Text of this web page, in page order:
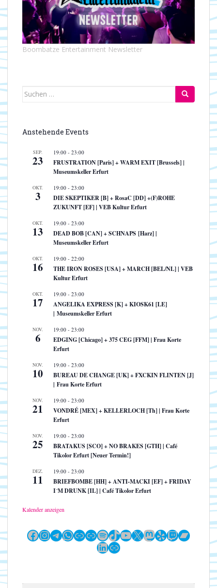
Boombatze Entertainment Newsletter
Suchen
Anstehende Events
SEP.
23
19:00 - 23:00
FRUSTRATION [Paris] + WARM EXIT [Brussels] |
Museumskeller Erfurt
OKT.
3
19:00 - 23:00
DIE SKEPTIKER [B] + RosaC [DD] +(F)ROHE
ZUKUNFT [EF] | VEB Kultur Erfurt
OKT.
13
19:00 - 23:00
DEAD BOB [CAN] + SCHNAPS [Harz] |
Museumskeller Erfurt
OKT.
16
19:00 - 22:00
THE IRON ROSES [USA] + MARCH [BEL/NL] | VEB
Kultur Erfurt
OKT.
17
19:00 - 23:00
ANGELIKA EXPRESS [K] + KIOSK61 [LE]
| Museumskeller Erfurt
NOV.
6
19:00 - 23:00
EDGING [Chicago] + 375 CEG [FFM] | Frau Korte
Erfurt
NOV.
10
19:00 - 23:00
BUREAU DE CHANGE [UK] + FXCKIN FLINTEN [J]
| Frau Korte Erfurt
NOV.
21
19:00 - 23:00
VONDRÉ [MEX] + KELLERLOCH [Th] | Frau Korte
Erfurt
NOV.
25
19:00 - 23:00
BRATAKUS [SCO] + NO BRAKES [GTH] | Café
Tikolor Erfurt [Neuer Termin!]
DEZ.
11
19:00 - 23:00
BRIEFBOMBE [HH] + ANTI-MACKI [EF] + FRIDAY
I´M DRUNK [IL] | Café Tikolor Erfurt
Kalender anzeigen
Facebook
Instagram
Telegram
WhatsApp
LinkLinkSpotify
TikTok
YouTube
X Mastodon
YelpTwitch
LinkedIn
Link